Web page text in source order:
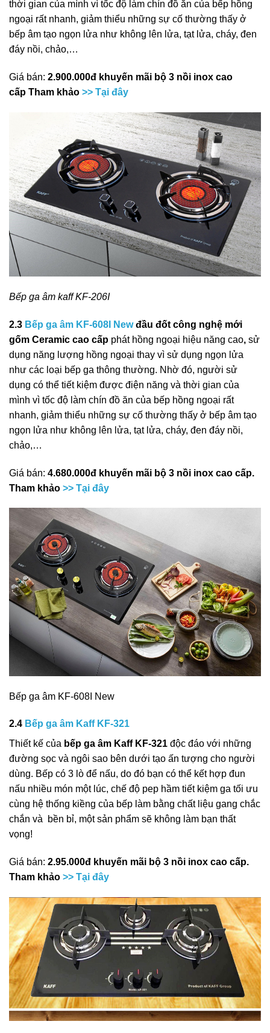
thời gian của mình vì tốc độ làm chín đồ ăn của bếp hồng
ngoại rất nhanh, giảm thiểu những sự cố thường thấy ở
bếp âm tạo ngọn lửa như không lên lửa, tạt lửa, cháy, đen
đáy nồi, chảo,…
Giá bán: 2.900.000đ khuyến mãi bộ 3 nồi inox cao
cấp Tham khảo >> Tại đây
Bếp ga âm kaff KF-206I
2.3 Bếp ga âm KF-608I Newđầu đốt công nghệ mới
gốm Ceramic cao cấp phát hồng ngoại hiệu năng cao, sử
dụng năng lượng hồng ngoại thay vì sử dụng ngọn lửa
như các loại bếp ga thông thường. Nhờ đó, người sử
dụng có thể tiết kiệm được điện năng và thời gian của
mình vì tốc độ làm chín đồ ăn của bếp hồng ngoại rất
nhanh, giảm thiểu những sự cố thường thấy ở bếp âm tạo
ngọn lửa như không lên lửa, tạt lửa, cháy, đen đáy nồi,
chảo,…
Giá bán: 4.680.000đ khuyến mãi bộ 3 nồi inox cao cấp.
Tham khảo >> Tại đây
Bếp ga âm KF-608I New
2.4 Bếp ga âm Kaff KF-321
Thiết kế của bếp ga âm Kaff KF-321 độc đáo với những
đường sọc và ngôi sao bên dưới tạo ấn tượng cho người
dùng. Bếp có 3 lò để nấu, do đó bạn có thể kết hợp đun
nấu nhiều món một lúc, chế độ pep hầm tiết kiệm ga tối ưu
cùng hệ thống kiềng của bếp làm bằng chất liệu gang chắc
chắn và bền bỉ, một sản phẩm sẽ không làm bạn thất
vọng!
Giá bán: 2.95.000đ khuyến mãi bộ 3 nồi inox cao cấp.
Tham khảo >> Tại đây